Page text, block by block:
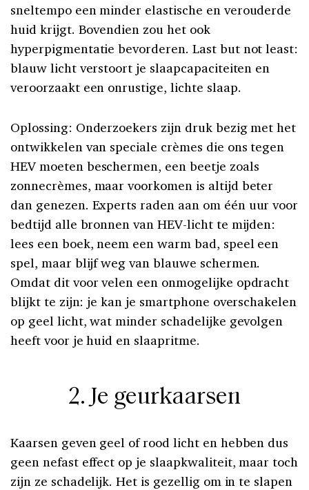
sneltempo een minder elastische en verouderde
huid krijgt. Bovendien zou het ook
hyperpigmentatie bevorderen. Last but not least:
blauw licht verstoort je slaapcapaciteiten en
veroorzaakt een onrustige, lichte slaap.
Oplossing: Onderzoekers zijn druk bezig met het
ontwikkelen van speciale crèmes die ons tegen
HEV moeten beschermen, een beetje zoals
zonnecrèmes, maar voorkomen is altijd beter
dan genezen. Experts raden aan om één uur voor
bedtijd alle bronnen van HEV-licht te mijden:
lees een boek, neem een warm bad, speel een
spel, maar blijf weg van blauwe schermen.
Omdat dit voor velen een onmogelijke opdracht
blijkt te zijn: je kan je smartphone overschakelen
op geel licht, wat minder schadelijke gevolgen
heeft voor je huid en slaapritme.
2. Je geurkaarsen
Kaarsen geven geel of rood licht en hebben dus
geen nefast effect op je slaapkwaliteit, maar toch
zijn ze schadelijk. Het is gezellig om in te slapen